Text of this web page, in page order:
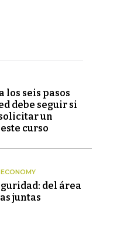
los seis pasos
debe seguir si
un
curso
del área
juntas